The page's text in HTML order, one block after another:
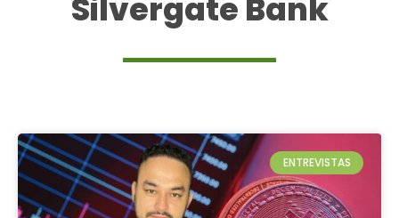
Silvergate Bank
ENTREVISTAS